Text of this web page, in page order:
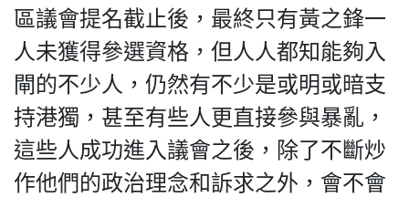
登記支持
聯絡我們
區議會提名截止後，最終只有黃之鋒一
人未獲得參選資格，但人人都知能夠入
閘的不少人，仍然有不少是或明或暗支
持港獨，甚至有些人更直接參與暴亂，
這些人成功進入議會之後，除了不斷炒
作他們的政治理念和訴求之外，會不會